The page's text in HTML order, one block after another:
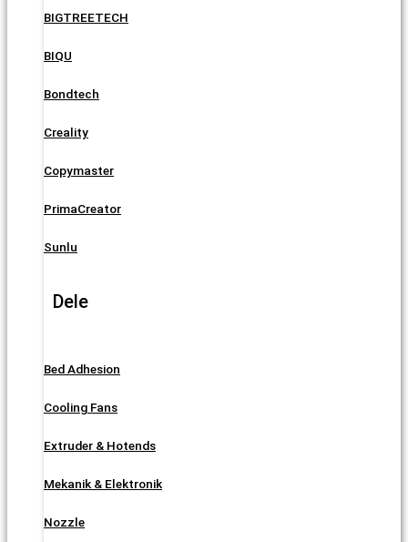
BIGTREETECH
BIQU
Bondtech
Creality
Copymaster
PrimaCreator
Sunlu
Dele
Bed Adhesion
Cooling Fans
Extruder & Hotends
Mekanik & Elektronik
Nozzle